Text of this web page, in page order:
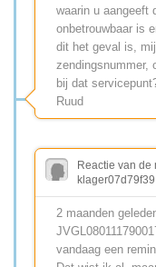
waarin u aangeeft
onbetrouwbaar is
dit het geval is,
zendingsnummer,
bij dat
Ruud
Reactie van de
klager07d79f39
2 maanden
vandaag een